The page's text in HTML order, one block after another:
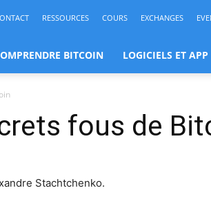
RESSOURCES COURS EXCHANGES
BITCOIN LOGICIELS ET APP
fous de
Stachtchenko.